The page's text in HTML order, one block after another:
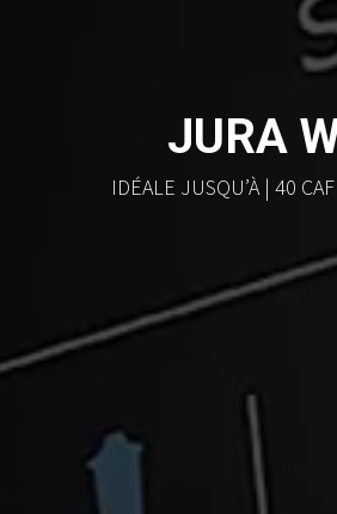
JURA
IDÉALE JUSQU’À | 40